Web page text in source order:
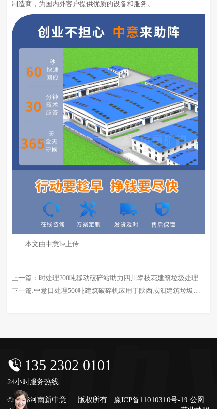
制造商，为国内外客户提供优质的设备和服务。
本文由中意he上传
上一篇： 时处理200吨移动破碎站助力四川攀枝花建筑垃圾处理
下一篇:中意日处理500吨建筑破碎机应用于陕西咸阳建筑垃圾再利用
135 2302 0101
24小时服务热线
© 2023河南新中意 版权所有 豫ICP备11010310号-19 公网